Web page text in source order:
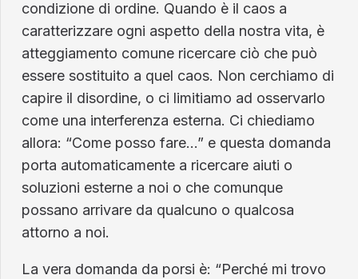
condizione di ordine. Quando è il caos a
caratterizzare ogni aspetto della nostra vita, è
atteggiamento comune ricercare ciò che può
essere sostituito a quel caos. Non cerchiamo di
capire il disordine, o ci limitiamo ad osservarlo
come una interferenza esterna. Ci chiediamo
allora: “Come posso fare…” e questa domanda
porta automaticamente a ricercare aiuti o
soluzioni esterne a noi o che comunque
possano arrivare da qualcuno o qualcosa
attorno a noi.
La vera domanda da porsi è: “Perché mi trovo